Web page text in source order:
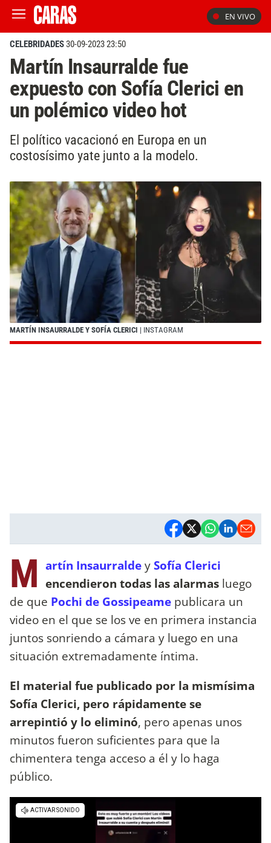
EN VIVO
CELEBRIDADES30-09-2023 23:50
Martín Insaurralde fue
expuesto con Sofía Clerici en
un polémico video hot
El político vacacionó en Europa en un
costosísimo yate junto a la modelo.
MARTÍN INSAURRALDE Y SOFÍA CLERICI | INSTAGRAM
M artín InsaurraldeySofía Clerici
encendieron todas las alarmas luego
de que Pochi de Gossipeame publicara un
video en el que se los ve en primera instancia
juntos sonriendo a cámara y luego en una
situación extremadamente íntima.
El material fue publicado por la mismísima
Sofía Clerici, pero rápidamente se
arrepintió y lo eliminó, pero apenas unos
minutos fueron suficientes para que la
chimentera tenga acceso a él y lo haga
público.